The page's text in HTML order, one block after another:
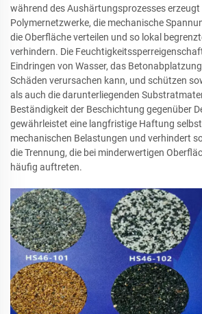
während des Aushärtungsprozesses
Polymernetzwerke, die mechanische
die Oberfläche verteilen und so lokal
verhindern. Die
Eindringen von Wasser, das
Schäden verursachen kann, und schützen
als auch die darunterliegenden
Beständigkeit der Beschichtung gegenüber
gewährleistet eine langfristige Haftung
mechanischen Belastungen und verhindert
die Trennung, die bei minderwertigen
häufig auftreten.